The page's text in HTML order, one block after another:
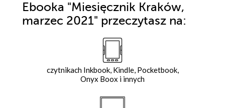
Ebooka "Miesięcznik Kraków,
marzec 2021" przeczytasz na:
czytnikach Inkbook, Kindle, Pocketbook,
Onyx Boox i innych